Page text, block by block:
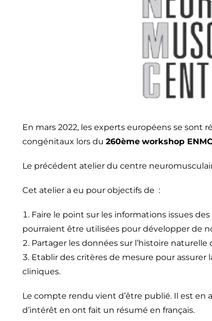
En mars 2022, les experts européens se
congénitaux lors du 260ème workshop ENMC
Le précédent atelier du centre
Cet atelier a eu pour objectifs de :
Faire le point sur les informations issues
pourraient être utilisées pour développer de
Partager les données sur l’histoire naturelle
Etablir des critères de mesure pour
cliniques.
Le compte rendu vient d’être publié. Il est en
d’intérêt en ont fait un résumé en français.